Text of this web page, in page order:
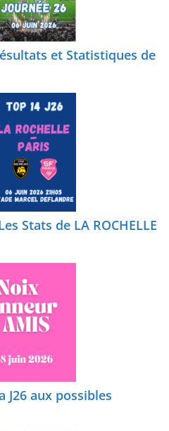
et Statistiques de
Stats de LA ROCHELLE
J26 aux possibles